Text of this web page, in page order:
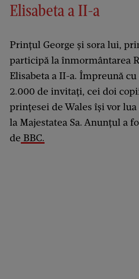
Elisabeta a II-a
Prințul George și sora lui,
participă la înmormântarea
Elisabeta a II-a. Împreună
2.000 de invitați, cei doi
prințesei de Wales își vor lua
la Majestatea Sa. Anunțul a
de BBC.